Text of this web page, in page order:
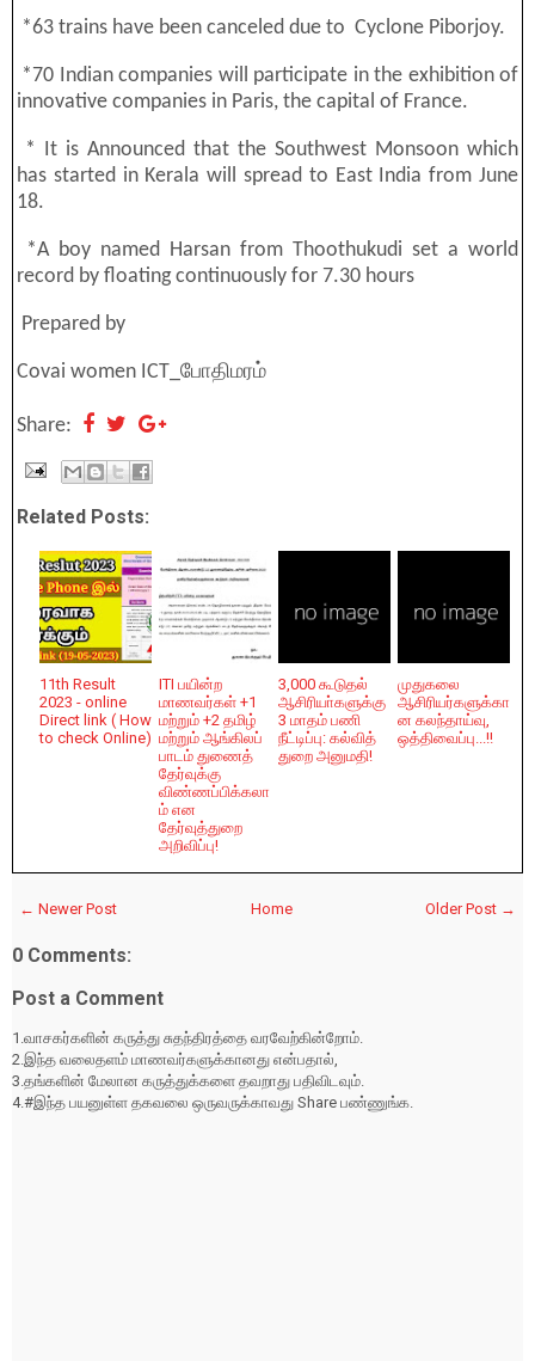
*63 trains have been canceled due to Cyclone Piborjoy.
*70 Indian companies will participate in the exhibition of
innovative companies in Paris, the capital of France.
* It is Announced that the Southwest Monsoon which
has started in Kerala will spread to East India from June
18.
*A boy named Harsan from Thoothukudi set a world
record by floating continuously for 7.30 hours
Prepared by
Covai women ICT_போதிமரம்
Share:
Related Posts:
11th Result
2023 - online
Direct link ( How
to check Online)
ITI பயின்ற
மாணவர்கள் +1
மற்றும் +2 தமிழ்
மற்றும் ஆங்கிலப்
பாடம் துணைத்
தேர்வுக்கு
விண்ணப்பிக்கலா
ம் என
தேர்வுத்துறை
அறிவிப்பு!
3,000 கூடுதல்
ஆசிரியா்களுக்கு
3 மாதம் பணி
நீட்டிப்பு: கல்வித்
துறை அனுமதி!
முதுகலை
ஆசிரியர்களுக்கா
ன கலந்தாய்வு,
ஒத்திவைப்பு...!!
← Newer Post Older Post →
Home
0 Comments:
Post a Comment
1.வாசகர்களின் கருத்து சுதந்திரத்தை வரவேற்கின்றோம்.
2.இந்த வலைதளம் மாணவர்களுக்கானது என்பதால்,
3.தங்களின் மேலான கருத்துக்களை தவறாது பதிவிடவும்.
4.#இந்த பயனுள்ள தகவலை ஒருவருக்காவது Share பண்ணுங்க.